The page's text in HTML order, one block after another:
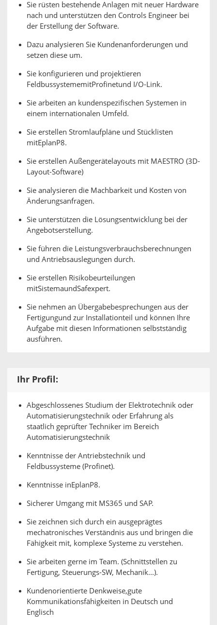
Sie rüsten bestehende Anlagen mit neuer Hardware
nach und unterstützen den Controls Engineer bei
der Erstellung der Software.
Dazu analysieren Sie Kundenanforderungen und
setzen diese um.
Sie konfigurieren und projektieren
FeldbussystememitProfinetund I/O-Link.
Sie arbeiten an kundenspezifischen Systemen in
einem internationalen Umfeld.
Sie erstellen Stromlaufpläne und Stücklisten
mitEplanP8.
Sie erstellen Außengerätelayouts mit MAESTRO (3D-
Layout-Software)
Sie analysieren die Machbarkeit und Kosten von
Änderungsanfragen.
Sie unterstützen die Lösungsentwicklung bei der
Angebotserstellung.
Sie führen die Leistungsverbrauchsberechnungen
und Antriebsauslegungen durch.
Sie erstellen Risikobeurteilungen
mitSistemaundSafexpert.
Sie nehmen an Übergabebesprechungen aus der
Fertigungund zur Installationteil und können Ihre
Aufgabe mit diesen Informationen selbstständig
ausführen.
Ihr Profil:
Abgeschlossenes Studium der Elektrotechnik oder
Automatisierungstechnik oder Erfahrung als
staatlich geprüfter Techniker im Bereich
Automatisierungstechnik
Kenntnisse der Antriebstechnik und
Feldbussysteme (Profinet).
Kenntnisse inEplanP8.
Sicherer Umgang mit MS365 und SAP.
Sie zeichnen sich durch ein ausgeprägtes
mechatronisches Verständnis aus und bringen die
Fähigkeit mit, komplexe Systeme zu verstehen.
Sie arbeiten gerne im Team. (Schnittstellen zu
Fertigung, Steuerungs-SW, Mechanik...).
Kundenorientierte Denkweise,gute
Kommunikationsfähigkeiten in Deutsch und
Englisch